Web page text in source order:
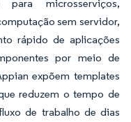
microsserviços,
sem servidor,
rápido de aplicações
por meio de
expõem templates
reduzem o tempo de
de trabalho de dias